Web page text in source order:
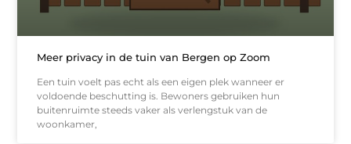
Meer privacy in de tuin van Bergen op Zoom
Een tuin voelt pas echt als een eigen plek wanneer er
voldoende beschutting is. Bewoners gebruiken hun
buitenruimte steeds vaker als verlengstuk van de
woonkamer,